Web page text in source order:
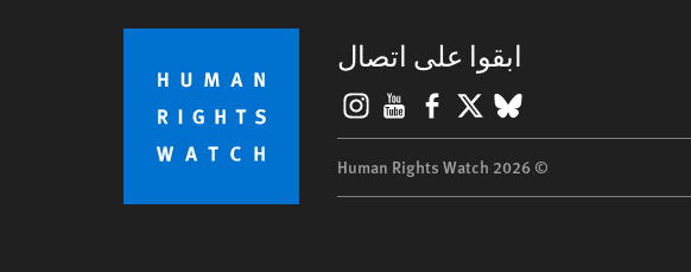
ابقوا على اتصال
BlueSky
X
Facebook
YouTube
Instagram
© 2026 Human Rights Watch